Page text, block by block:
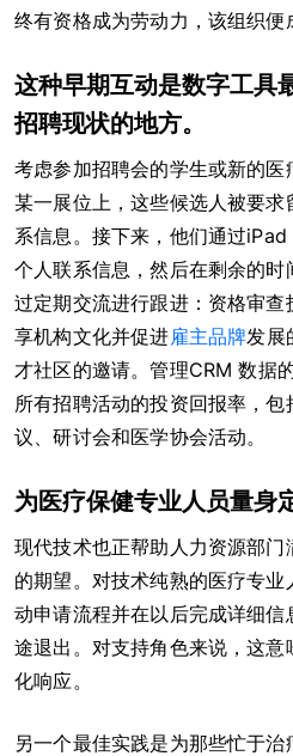
终有资格成为劳动力，该组织便
这种早期互动是数字工具
招聘现状的地方。
考虑参加招聘会的学生或新的
某一展位上，这些候选人被要
系信息。接下来，他们通过
个人联系信息，然后在剩余的
过定期交流进行跟进：资格审
享机构文化并促进雇主品牌发展
才社区的邀请。管理CRM 数据
所有招聘活动的投资回报率，
议、研讨会和医学协会活动。
为医疗保健专业人员量身
现代技术也正帮助人力资源部
的期望。对技术纯熟的医疗专
动申请流程并在以后完成详细
途退出。对支持角色来说，这
化响应。
另一个最佳实践是为那些忙于